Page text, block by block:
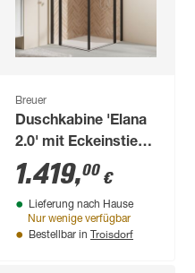
Breuer
Duschkabine 'Elana
2.0' mit Eckeinstieg
mattschwarz 90 x 90
x 200 cm
1.419,00 €
Lieferung nach Hause
Nur wenige verfügbar
Bestellbar in Troisdorf